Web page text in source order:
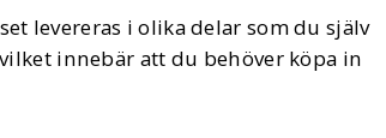
levereras i olika delar som du själv
innebär att du behöver köpa in